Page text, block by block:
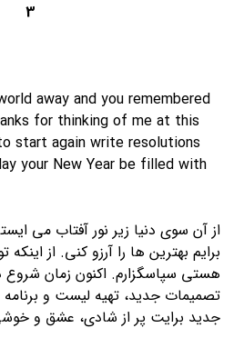
3
away and you remembered
for thinking of me at this
start again write resolutions
your New Year be filled with
از آن سوی دنیا زیر نور آفتاب می
برایم بهترین ها را آرزو کنی. از
هستی سپاسگزارم. اکنون زمان
تصمیمات جدید، تهیه لیست و برنامه
جدید برایت پر از شادی، عشق و